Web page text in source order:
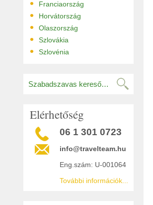
• Franciaország
• Horvátország
• Olaszország
• Szlovákia
• Szlovénia
Elérhetőség
06 1 301 0723
info@travelteam.hu
Eng.szám: U-001064
További információk...